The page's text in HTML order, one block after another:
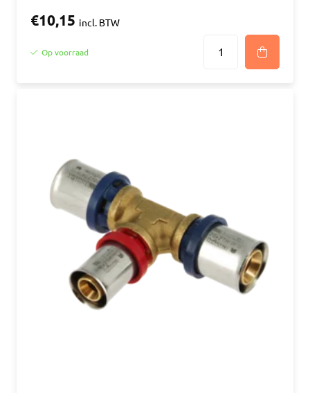
€10,15 incl. BTW
Op voorraad